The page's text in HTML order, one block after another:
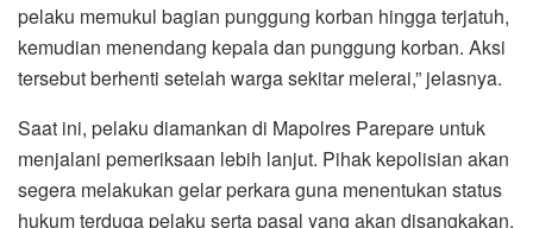
pelaku memukul bagian punggung korban hingga terjatuh,
kemudian menendang kepala dan punggung korban. Aksi
tersebut berhenti setelah warga sekitar melerai,” jelasnya.
Saat ini, pelaku diamankan di Mapolres Parepare untuk
menjalani pemeriksaan lebih lanjut. Pihak kepolisian akan
segera melakukan gelar perkara guna menentukan status
hukum terduga pelaku serta pasal yang akan disangkakan.